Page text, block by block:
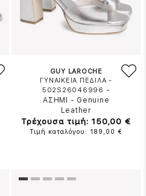
GUY LAROCHE
ΓΥΝΑΙΚΕΙΑ ΠΕΔΙΛΑ -
502S26046996 -
ΑΣΗΜΙ
- Genuine
Leather
Τρέχουσα τιμή: 150,00 €
Τιμή καταλόγου: 189,00 €